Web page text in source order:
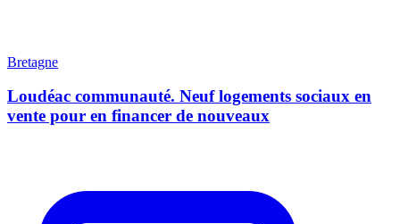
Bretagne
Loudéac communauté. Neuf logements sociaux en
vente pour en financer de nouveaux